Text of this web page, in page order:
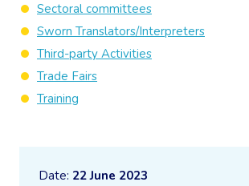
Date: 22 June 2023
Sectoral committees
Sworn Translators/Interpreters
Third-party Activities
Trade Fairs
Training